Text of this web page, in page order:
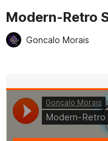
Modern-Retro
Goncalo Morais